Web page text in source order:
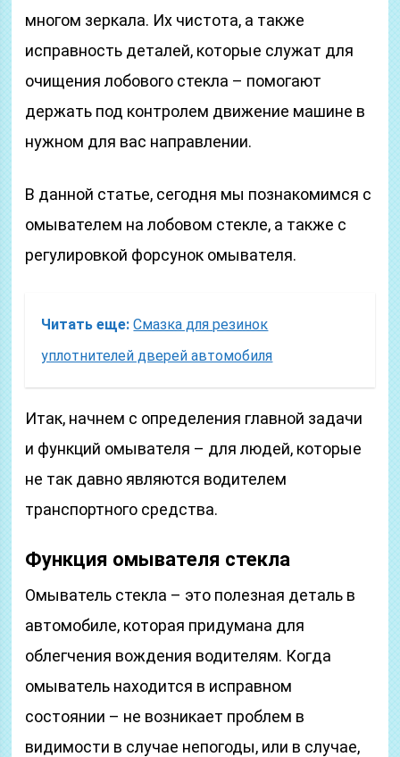
многом зеркала. Их чистота, а также
исправность деталей, которые служат для
очищения лобового стекла – помогают
держать под контролем движение машине в
нужном для вас направлении.
В данной статье, сегодня мы познакомимся с
омывателем на лобовом стекле, а также с
регулировкой форсунок омывателя.
Читать еще: Смазка для резинок
уплотнителей дверей автомобиля
Итак, начнем с определения главной задачи
и функций омывателя – для людей, которые
не так давно являются водителем
транспортного средства.
Функция омывателя стекла
Омыватель стекла – это полезная деталь в
автомобиле, которая придумана для
облегчения вождения водителям. Когда
омыватель находится в исправном
состоянии – не возникает проблем в
видимости в случае непогоды, или в случае,